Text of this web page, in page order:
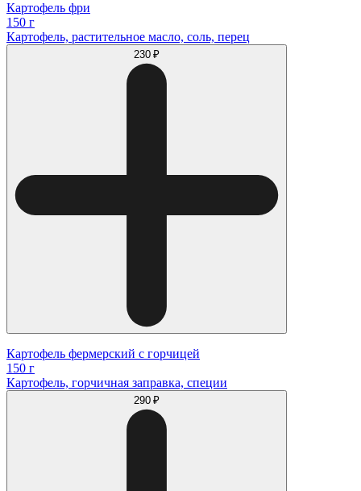
Картофель фри
150 г
Картофель, растительное масло, соль, перец
230 ₽
Картофель фермерский с горчицей
150 г
Картофель, горчичная заправка, специи
290 ₽